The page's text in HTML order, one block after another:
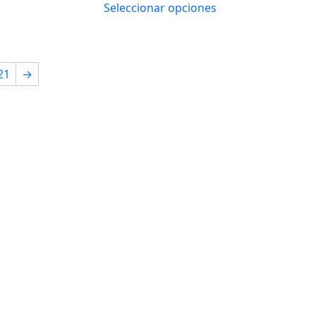
Seleccionar opciones
→